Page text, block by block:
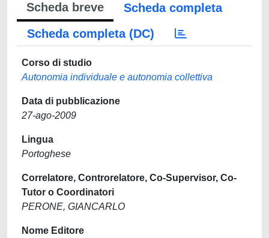
Scheda breve
Scheda completa
Scheda completa (DC)
Corso di studio
Autonomia individuale e autonomia collettiva
Data di pubblicazione
27-ago-2009
Lingua
Portoghese
Correlatore, Controrelatore, Co-Supervisor, Co-
Tutor o Coordinatori
PERONE, GIANCARLO
Nome Editore